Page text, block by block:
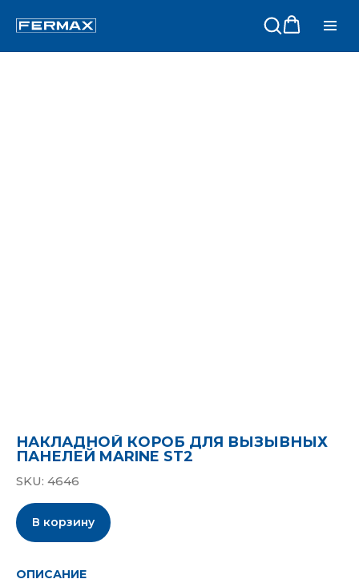
НАКЛАДНОЙ КОРОБ ДЛЯ ВЫЗЫВНЫХ
ПАНЕЛЕЙ MARINE ST2
SKU: 4646
В корзину
ОПИСАНИЕ